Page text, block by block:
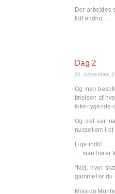
Der arbejdes
lidt endnu …
Dag 2
01. november,
Og man
følelsen af
ikke-rygende-
Og det ser
nusset om i
Lige indtil …
… man hører
“Nej, hvor
gammel er du
Mission